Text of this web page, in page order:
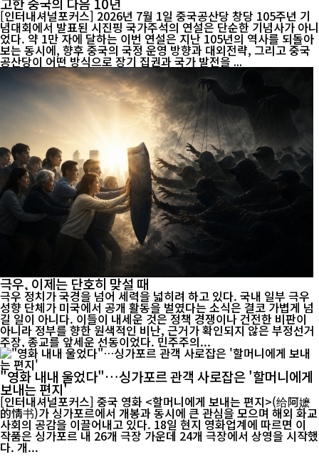
[인터내셔널포커스] 2026년 7월 1일 중국공산당 창당 105주년 기
념대회에서 발표된 시진핑 국가주석의 연설은 단순한 기념사가 아니
었다. 약 1만 자에 달하는 이번 연설은 지난 105년의 역사를 되돌아
보는 동시에, 향후 중국의 국정 운영 방향과 대외전략, 그리고 중국
공산당이 어떤 방식으로 장기 집권과 국가 발전을 ...
극우, 이제는 단호히 맞설 때
극우 정치가 국경을 넘어 세력을 넓히려 하고 있다. 국내 일부 극우
성향 단체가 미국에서 공개 활동을 벌였다는 소식은 결코 가볍게 넘
길 일이 아니다. 이들이 내세운 것은 정책 경쟁이나 건전한 비판이
아니라 정부를 향한 원색적인 비난, 근거가 확인되지 않은 부정선거
주장, 종교를 앞세운 선동이었다. 민주주의...
"영화 내내 울었다"…싱가포르 관객 사로잡은 '할머니에게
보내는 편지'
[인터내셔널포커스] 중국 영화 <할머니에게 보내는 편지>(给阿嬷
的情书)가 싱가포르에서 개봉과 동시에 큰 관심을 모으며 해외 화교
사회의 공감을 이끌어내고 있다. 18일 현지 영화업계에 따르면 이
작품은 싱가포르 내 26개 극장 가운데 24개 극장에서 상영을 시작했
다. 개...